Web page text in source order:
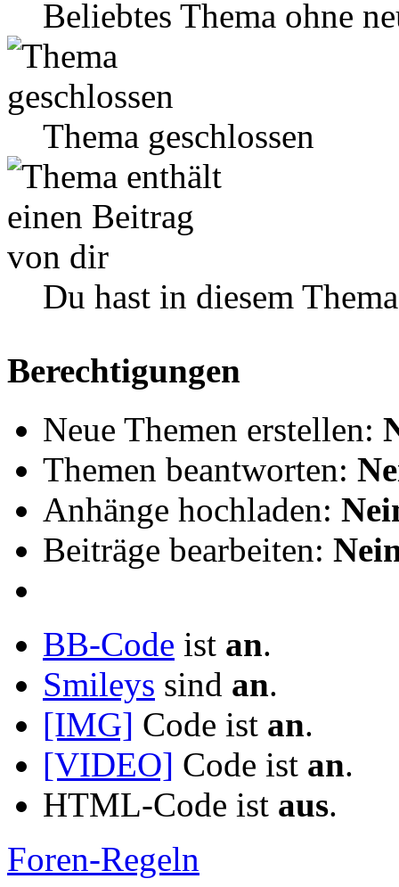
Beliebtes Thema ohne
Thema geschlossen
Du hast in diesem
Berechtigungen
Neue Themen erstellen:
Themen beantworten:
Anhänge hochladen:
Beiträge bearbeiten:
BB-Code ist an.
Smileys sind an.
[IMG] Code ist an.
[VIDEO] Code ist an.
HTML-Code ist aus.
Foren-Regeln